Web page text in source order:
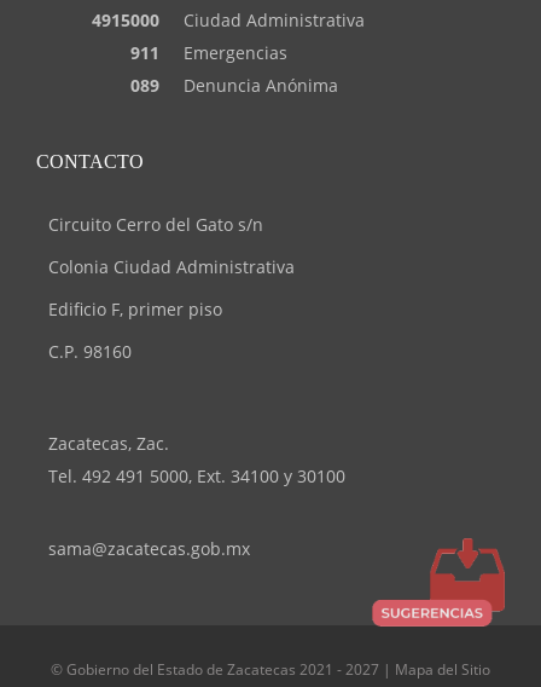
4915000
Ciudad Administrativa
911
Emergencias
089
Denuncia Anónima
CONTACTO
Circuito Cerro del Gato s/n
Colonia Ciudad Administrativa
Edificio F, primer piso
C.P. 98160
Zacatecas, Zac.
Tel. 492 491 5000, Ext. 34100 y 30100
sama@zacatecas.gob.mx
© Gobierno del Estado de Zacatecas 2021 - 2027 | Mapa del Sitio